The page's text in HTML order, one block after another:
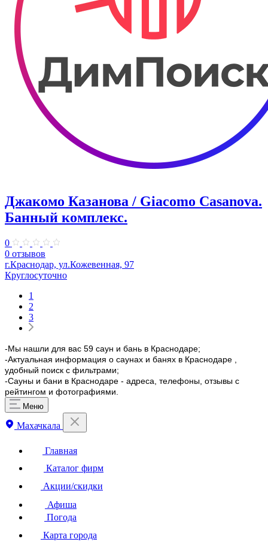
Джакомо Казанова / Giacomo Casanova.
Банный комплекс.
0
0 отзывов
г.Краснодар, ул.Кожевенная, 97
Круглосуточно
1
2
3
-Мы нашли для вас 59 саун и бань в Краснодаре;
-Актуальная информация о саунах и банях в Краснодаре ,
удобный поиск с фильтрами;
-Сауны и бани в Краснодаре - адреса, телефоны, отзывы с
рейтингом и фотографиями.
Меню
Махачкала
Главная
Каталог фирм
Акции/скидки
Афиша
Погода
Карта города